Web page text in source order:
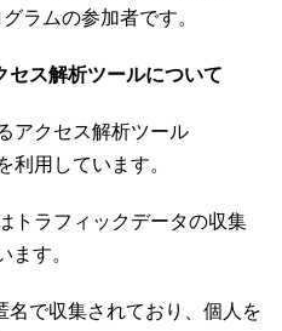
ラムの参加者です。
セス解析ツールについて
アクセス解析ツール
利用しています。
トラフィックデータの収集
ます。
名で収集されており、個人を